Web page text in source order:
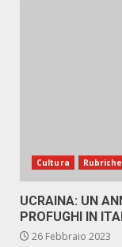
Cultura Rubriche
UCRAINA: UN
PROFUGHI IN
26 Febbraio 2023